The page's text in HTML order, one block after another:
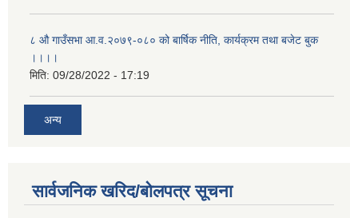
८ औ गाउँसभा आ.व.२०७९-०८० को बार्षिक नीति, कार्यक्रम तथा बजेट बुक
।।।।
मिति: 09/28/2022 - 17:19
अन्य
सार्वजनिक खरिद/बोलपत्र सूचना